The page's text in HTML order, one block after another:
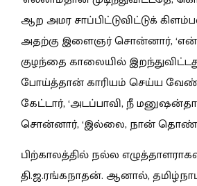
ஆற அமர சாப்பிட்டுவிட்டுக்
அதற்கு இளைஞர் சொன்னார், ‘என்
குழந்தை காலையில்
போய்த்தான் காரியம் செய்ய
கேட்டார், ‘அடப்பாவி, நீ
சொன்னார், ‘இல்லை, நான்
பிற்காலத்தில் நல்ல
தி.ஜ.ரங்கநாதன். ஆனால்,